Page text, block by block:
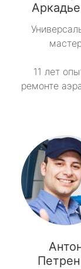
11 лет
ремонте